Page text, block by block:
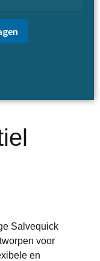
Salvequick
voor
en